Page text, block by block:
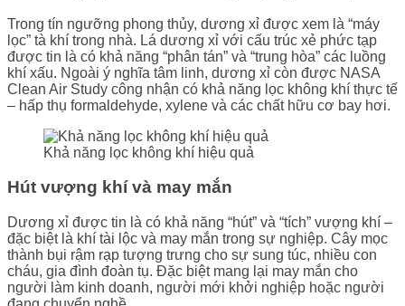
Trong tín ngưỡng phong thủy, dương xỉ được xem là “máy
lọc” tà khí trong nhà. Lá dương xỉ với cấu trúc xẻ phức tạp
được tin là có khả năng “phân tán” và “trung hòa” các luồng
khí xấu. Ngoài ý nghĩa tâm linh, dương xỉ còn được NASA
Clean Air Study công nhận có khả năng lọc không khí thực tế
– hấp thụ formaldehyde, xylene và các chất hữu cơ bay hơi.
Khả năng lọc không khí hiệu quả
Hút vượng khí và may mắn
Dương xỉ được tin là có khả năng “hút” và “tích” vượng khí –
đặc biệt là khí tài lộc và may mắn trong sự nghiệp. Cây mọc
thành bụi rậm rạp tượng trưng cho sự sung túc, nhiều con
cháu, gia đình đoàn tụ. Đặc biệt mang lại may mắn cho
người làm kinh doanh, người mới khởi nghiệp hoặc người